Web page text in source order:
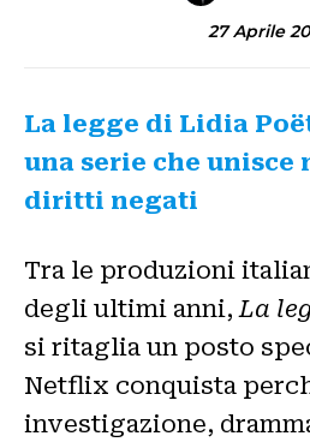
27 Aprile
La legge di Lidia
una serie che unisce
diritti negati
Tra le produzioni
degli ultimi anni, La
si ritaglia un posto
Netflix conquista
investigazione,